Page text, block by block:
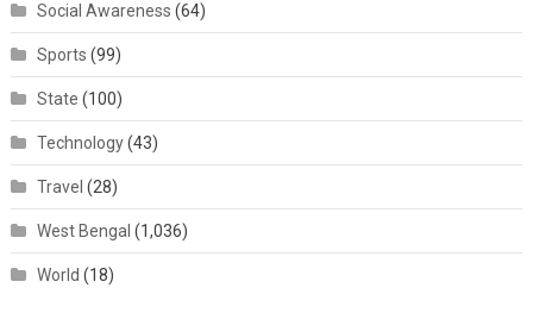
Social Awareness (64)
Sports (99)
State (100)
Technology(43)
Travel (28)
West Bengal (1,036)
World (18)